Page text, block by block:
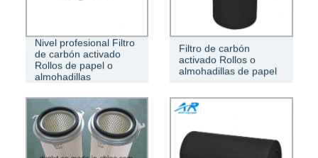
Nivel profesional Filtro
de carbón activado
Rollos de papel o
almohadillas
Filtro de carbón
activado Rollos o
almohadillas de papel